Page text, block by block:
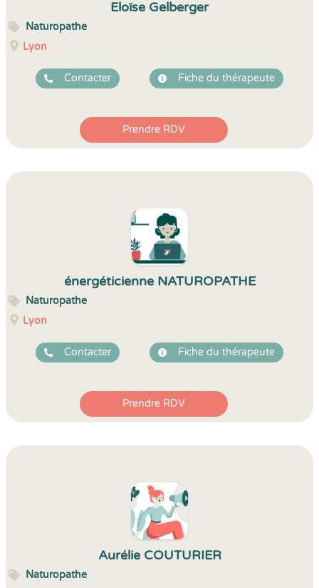
Eloïse Gelberger
Naturopathe
Lyon
Contacter Fiche du thérapeute
Prendre RDV
énergéticienne NATUROPATHE
Naturopathe
Lyon
Contacter Fiche du thérapeute
Prendre RDV
Aurélie COUTURIER
Naturopathe